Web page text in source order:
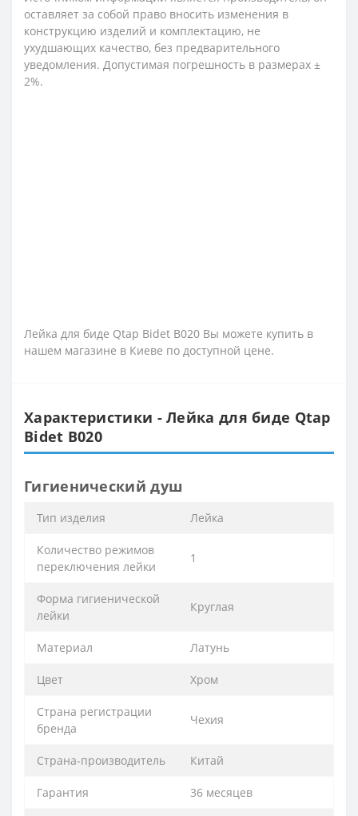
оставляет за собой право вносить изменения в
конструкцию изделий и комплектацию, не
ухудшающих качество, без предварительного
уведомления. Допустимая погрешность в размерах ±
2%.
Лейка для биде Qtap Bidet B020 Вы можете купить в
нашем магазине в Киеве по доступной цене.
Характеристики - Лейка для биде Qtap
Bidet B020
Гигиенический душ
Тип изделия Лейка
Количество режимов
переключения лейки
1
Форма гигиенической
лейки
Круглая
Материал Латунь
Цвет Хром
Страна регистрации
бренда
Чехия
Страна-производитель Китай
Гарантия 36 месяцев